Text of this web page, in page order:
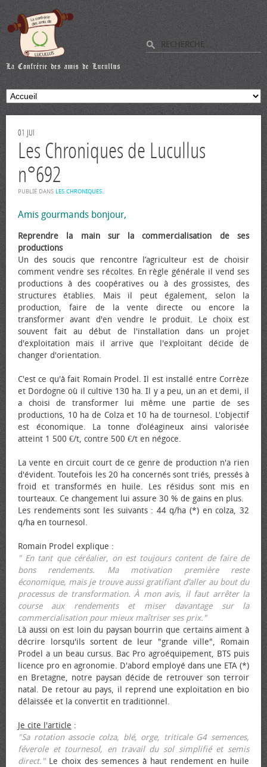
01 JUI
Les Chroniques de Lucullus
n°692
PUBLIÉ DANS LES CHRONIQUES.
Amis gourmands bonjour,
Reprendre la main sur la commercialisation de ses
productions
Un des soucis que rencontre l’agriculteur est de choisir
comment vendre ses récoltes. En règle générale il vend ses
productions à des coopératives ou à des grossistes, des
structures établies. Mais il peut également, selon la
production, faire de la vente directe ou encore la
transformer avant d'en vendre le produit. Le choix est
souvent fait au début de l'installation dans un projet
d'exploitation mais il arrive que l'exploitant décide de
changer d'orientation.
C'est ce qu'à fait Romain Prodel. Il est installé entre Corrèze
et Dordogne où il cultive 130 ha. Il y a peu, un an et demi, il
a choisi de transformer lui même une partie de ses
productions, 10 ha de Colza et 10 ha de tournesol. L'objectif
est économique. La tonne d’oléagineux ainsi valorisée
atteint 1 500 €/t, contre 500 €/t en négoce.
La vente en circuit court de ce genre de production n'a rien
d'évident. Toutefois les 20 ha concernés sont triés, pressés à
froid et transformés en huile. Les résidus sont mis en
tourteaux. Ce changement lui assure 30 % de gains en plus.
Les rendements sont les suivants : 44 q/ha (*) en colza, 32
q/ha en tournesol.
Romain Prodel explique :
" En tant que céréalier, on est toujours content de faire de
bons rendements. Ma motivation première reste
économique, mais je trouve aussi gratifiant d’aller au bout du
processus de transformation. À mon avis, il faut arrêter la
course aux rendements et miser davantage sur la
commercialisation pour mieux maîtriser ses prix."
Là aussi on est loin du paysan bourrin que certains aiment à
décrire lorsqu'ils sortent de leur "grande ville", Romain
Prodel a un beau cursus. Bac Pro agroéquipement, BTS puis
licence pro en agronomie. D'abord employé dans une ETA (*)
en Bretagne, notre paysan décide de retrouver son terroir
natal. De retour au pays, il reprend une exploitation en bio
délaissée et la convertit en traditionnel.
Je cite l'article :
"Sa rotation associe colza, blé, orge, triticale G4 semences,
féverole et tournesol, en travail du sol simplifié et semis
direct."Le choix des semences à haut rendement en huile